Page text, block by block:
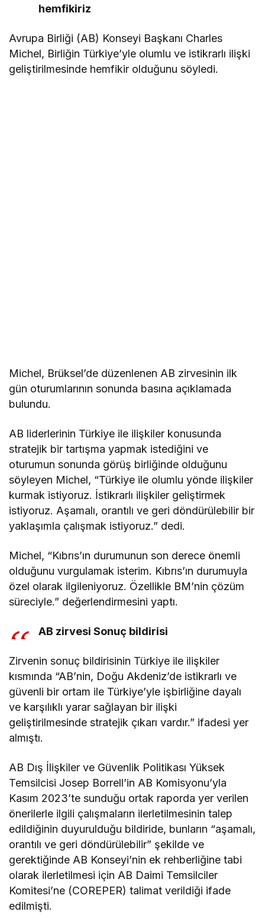
hemfikiriz
Avrupa Birliği (AB) Konseyi Başkanı Charles
Michel, Birliğin Türkiye’yle olumlu ve istikrarlı ilişki
geliştirilmesinde hemfikir olduğunu söyledi.
Michel, Brüksel’de düzenlenen AB zirvesinin ilk
gün oturumlarının sonunda basına açıklamada
bulundu.
AB liderlerinin Türkiye ile ilişkiler konusunda
stratejik bir tartışma yapmak istediğini ve
oturumun sonunda görüş birliğinde olduğunu
söyleyen Michel, “Türkiye ile olumlu yönde ilişkiler
kurmak istiyoruz. İstikrarlı ilişkiler geliştirmek
istiyoruz. Aşamalı, orantılı ve geri döndürülebilir bir
yaklaşımla çalışmak istiyoruz.” dedi.
Michel, “Kıbrıs’ın durumunun son derece önemli
olduğunu vurgulamak isterim. Kıbrıs’ın durumuyla
özel olarak ilgileniyoruz. Özellikle BM’nin çözüm
süreciyle.” değerlendirmesini yaptı.
AB zirvesi Sonuç bildirisi
Zirvenin sonuç bildirisinin Türkiye ile ilişkiler
kısmında “AB’nin, Doğu Akdeniz’de istikrarlı ve
güvenli bir ortam ile Türkiye’yle işbirliğine dayalı
ve karşılıklı yarar sağlayan bir ilişki
geliştirilmesinde stratejik çıkarı vardır.” ifadesi yer
almıştı.
AB Dış İlişkiler ve Güvenlik Politikası Yüksek
Temsilcisi Josep Borrell’in AB Komisyonu’yla
Kasım 2023’te sunduğu ortak raporda yer verilen
önerilerle ilgili çalışmaların ilerletilmesinin talep
edildiğinin duyurulduğu bildiride, bunların “aşamalı,
orantılı ve geri döndürülebilir” şekilde ve
gerektiğinde AB Konseyi’nin ek rehberliğine tabi
olarak ilerletilmesi için AB Daimi Temsilciler
Komitesi’ne (COREPER) talimat verildiği ifade
edilmişti.